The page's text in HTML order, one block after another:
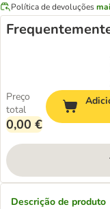
Política de devoluções
Preço
total
0,00 €
Descrição de produto